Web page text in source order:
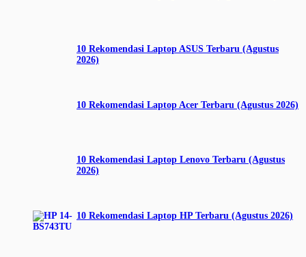
10 Rekomendasi Laptop ASUS Terbaru (Agustus
2026)
10 Rekomendasi Laptop Acer Terbaru (Agustus 2026)
10 Rekomendasi Laptop Lenovo Terbaru (Agustus
2026)
10 Rekomendasi Laptop HP Terbaru (Agustus 2026)